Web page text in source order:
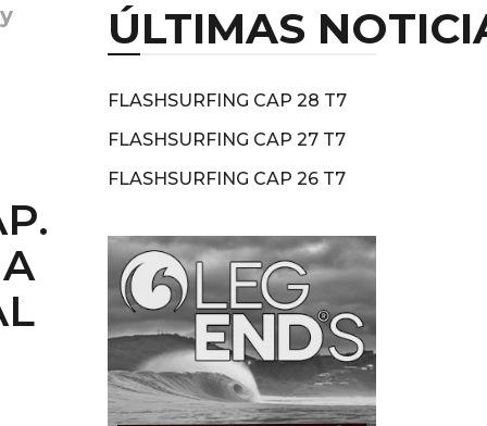
ÚLTIMAS
FLASHSURFING CAP 28 T7
FLASHSURFING CAP 27 T7
FLASHSURFING CAP 26 T7